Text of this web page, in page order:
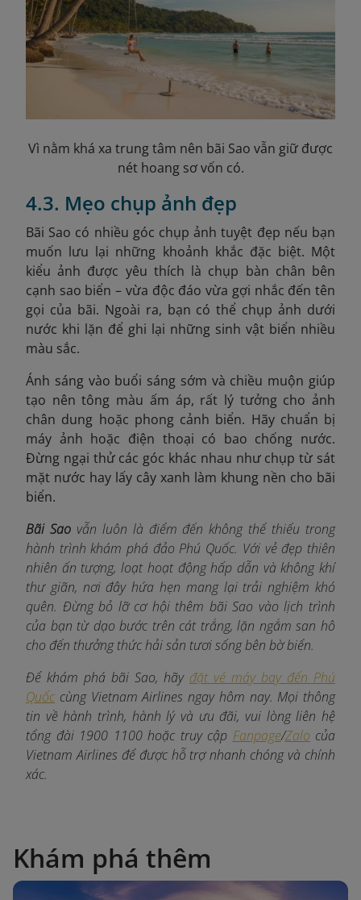
Vì nằm khá xa trung tâm nên bãi Sao vẫn giữ được
nét hoang sơ vốn có.
4.3. Mẹo chụp ảnh đẹp
Bãi Sao có nhiều góc chụp ảnh tuyệt đẹp nếu bạn
muốn lưu lại những khoảnh khắc đặc biệt. Một
kiểu ảnh được yêu thích là chụp bàn chân bên
cạnh sao biển – vừa độc đáo vừa gợi nhắc đến tên
gọi của bãi. Ngoài ra, bạn có thể chụp ảnh dưới
nước khi lặn để ghi lại những sinh vật biển nhiều
màu sắc.
Ánh sáng vào buổi sáng sớm và chiều muộn giúp
tạo nên tông màu ấm áp, rất lý tưởng cho ảnh
chân dung hoặc phong cảnh biển. Hãy chuẩn bị
máy ảnh hoặc điện thoại có bao chống nước.
Đừng ngại thử các góc khác nhau như chụp từ sát
mặt nước hay lấy cây xanh làm khung nền cho bãi
biển.
Bãi Sao vẫn luôn là điểm đến không thể thiếu trong
hành trình khám phá đảo Phú Quốc. Với vẻ đẹp thiên
nhiên ấn tượng, loạt hoạt động hấp dẫn và không khí
thư giãn, nơi đây hứa hẹn mang lại trải nghiệm khó
quên. Đừng bỏ lỡ cơ hội thêm bãi Sao vào lịch trình
của bạn từ dạo bước trên cát trắng, lặn ngắm san hô
cho đến thưởng thức hải sản tươi sống bên bờ biển.
Để khám phá bãi Sao, hãy đặt vé máy bay đến Phú
Quốc cùng Vietnam Airlines ngay hôm nay. Mọi thông
tin về hành trình, hành lý và ưu đãi, vui lòng liên hệ
tổng đài 1900 1100 hoặc truy cập Fanpage/Zalo của
Vietnam Airlines để được hỗ trợ nhanh chóng và chính
xác.
Khám phá thêm